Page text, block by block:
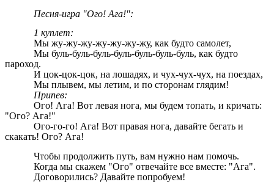
Песня-игра "Ого! Ага!":
1 куплет:
Мы жу-жу-жу-жу-жу-жу-жу, как будто самолет,
Мы буль-буль-буль-буль-буль-буль-буль, как будто
пароход.
И цок-цок-цок, на лошадях, и чух-чух-чух, на поездах,
Мы плывем, мы летим, и по сторонам глядим!
Припев:
Ого! Ага! Вот левая нога, мы будем топать, и кричать:
"Ого? Ага!"
Ого-го-го! Ага! Вот правая нога, давайте бегать и
скакать! Ого? Ага!
Чтобы продолжить путь, вам нужно нам помочь.
Когда мы скажем "Ого" отвечайте все вместе: "Ага".
Договорились? Давайте попробуем!